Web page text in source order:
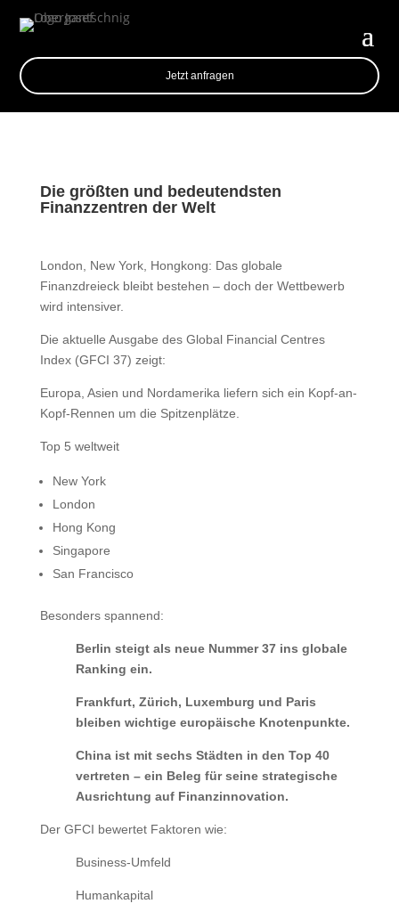
Jetzt anfragen
Die größten und bedeutendsten
Finanzzentren der Welt
London, New York, Hongkong: Das globale
Finanzdreieck bleibt bestehen – doch der Wettbewerb
wird intensiver.
Die aktuelle Ausgabe des Global Financial Centres
Index (GFCI 37) zeigt:
Europa, Asien und Nordamerika liefern sich ein Kopf-an-
Kopf-Rennen um die Spitzenplätze.
Top 5 weltweit
New York
London
Hong Kong
Singapore
San Francisco
Besonders spannend:
Berlin steigt als neue Nummer 37 ins globale
Ranking ein.
Frankfurt, Zürich, Luxemburg und Paris
bleiben wichtige europäische Knotenpunkte.
China ist mit sechs Städten in den Top 40
vertreten – ein Beleg für seine strategische
Ausrichtung auf Finanzinnovation.
Der GFCI bewertet Faktoren wie:
Business-Umfeld
Humankapital